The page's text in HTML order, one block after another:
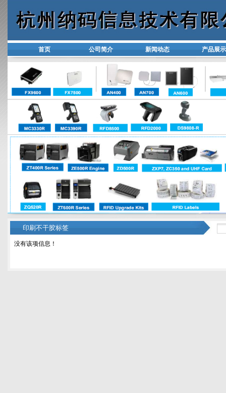
首页 公司简介 新闻动态 产品展示
印刷不干胶标签
没有该项信息！